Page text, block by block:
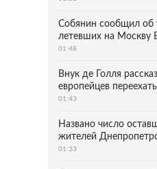
Собянин сообщил об
летевших на Москву
01:48
Внук де Голля
европейцев
01:43
Названо число
жителей
01:33